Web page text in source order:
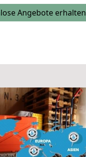
Angebote erhalten